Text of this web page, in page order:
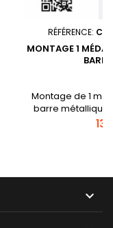
RÉFÉRENCE:
MONTAGE 1
Montage de 1
barre métallique
l'arrière (vousPrix
